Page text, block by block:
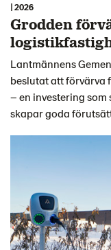
| 2026
Grodden
Lantmännens
beslutat att förvärva
– en investering
skapar goda